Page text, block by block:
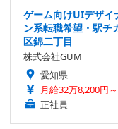
ゲーム向けUIデザイ
ン系転職希望・駅チ
区錦二丁目
株式会社GUM
愛知県
月給32万8,200円
正社員